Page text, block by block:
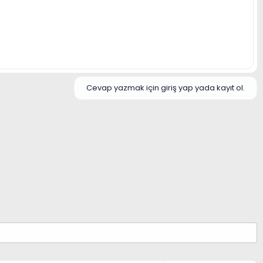
Cevap yazmak için giriş yap yada kayıt ol.